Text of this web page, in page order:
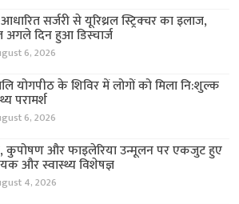
सर्जरी से यूरिथ्रल स्ट्रिक्चर का इलाज,
अगले दिन हुआ डिस्चार्ज
6, 2026
योगपीठ के शिविर में लोगों को मिला नि:शुल्क
परामर्श
6, 2026
कुपोषण और फाइलेरिया उन्मूलन पर एकजुट हुए
और स्वास्थ्य विशेषज्ञ
4, 2026